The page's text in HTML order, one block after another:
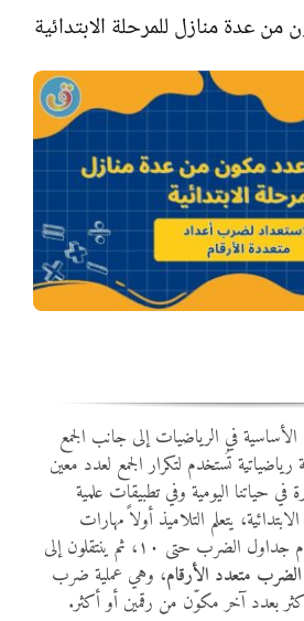
عدة منازل للمرحلة الابتدائية
في الرياضيات إلى جانب الجمع
تُستخدم لتكرار الجمع لعدد معين
حياتنا اليومية وفي تطبيقات علمية
يتعلم التلاميذ أولاً مهارات
الضرب الأساسية باستخدام جداول الضرب حتى ١٠، ثم ينتقلون إلى
الضرب متعدد الأرقام، وهي عملية ضرب
بعدد آخر مكوّن من رقمين أو أكثر.